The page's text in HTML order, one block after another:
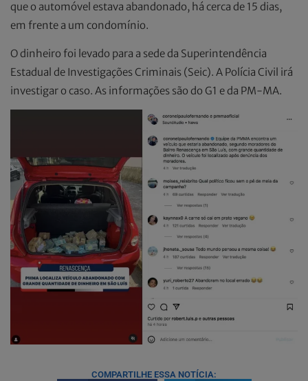
que o automóvel estava abandonado, há cerca de 15 dias,
em frente a um condomínio.
O dinheiro foi levado para a sede da Superintendência
Estadual de Investigações Criminais (Seic). A Polícia Civil irá
investigar o caso. As informações são do G1 e da PM-MA.
COMPARTILHE ESSA NOTÍCIA: